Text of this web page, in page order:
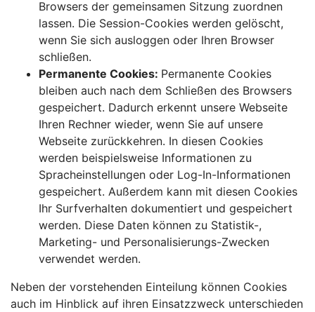
Browsers der gemeinsamen Sitzung zuordnen
lassen. Die Session-Cookies werden gelöscht,
wenn Sie sich ausloggen oder Ihren Browser
schließen.
Permanente Cookies: Permanente Cookies
bleiben auch nach dem Schließen des Browsers
gespeichert. Dadurch erkennt unsere Webseite
Ihren Rechner wieder, wenn Sie auf unsere
Webseite zurückkehren. In diesen Cookies
werden beispielsweise Informationen zu
Spracheinstellungen oder Log-In-Informationen
gespeichert. Außerdem kann mit diesen Cookies
Ihr Surfverhalten dokumentiert und gespeichert
werden. Diese Daten können zu Statistik-,
Marketing- und Personalisierungs-Zwecken
verwendet werden.
Neben der vorstehenden Einteilung können Cookies
auch im Hinblick auf ihren Einsatzzweck unterschieden